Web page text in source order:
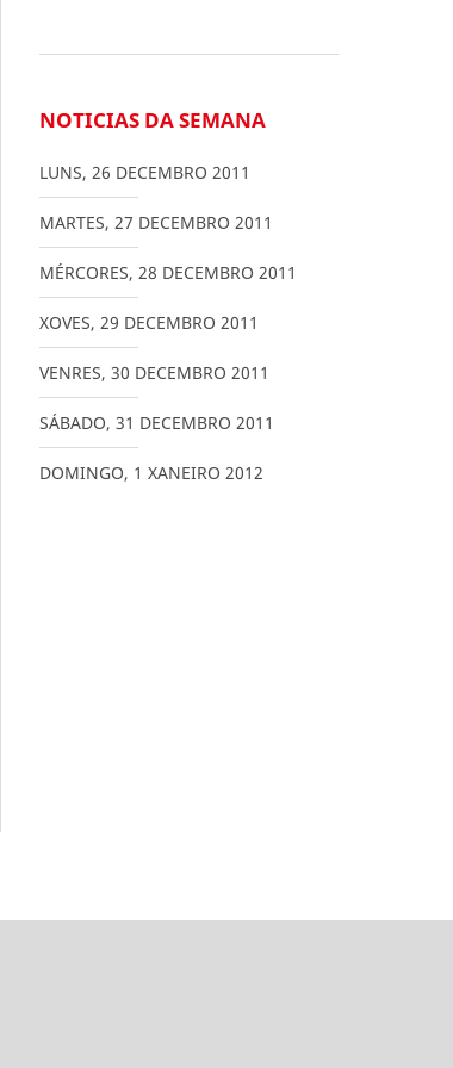
NOTICIAS DA SEMANA
LUNS, 26 DECEMBRO 2011
MARTES, 27 DECEMBRO 2011
MÉRCORES, 28 DECEMBRO 2011
XOVES, 29 DECEMBRO 2011
VENRES, 30 DECEMBRO 2011
SÁBADO, 31 DECEMBRO 2011
DOMINGO, 1 XANEIRO 2012